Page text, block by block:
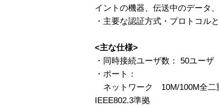
イントの機器、伝送中のデータ
・主要な認証方式・プロトコル
<主な仕様>
・同時接続ユーザ数： 50ユーザ
・ポート：
ネットワーク 10M/100M全二
IEEE802.3準拠